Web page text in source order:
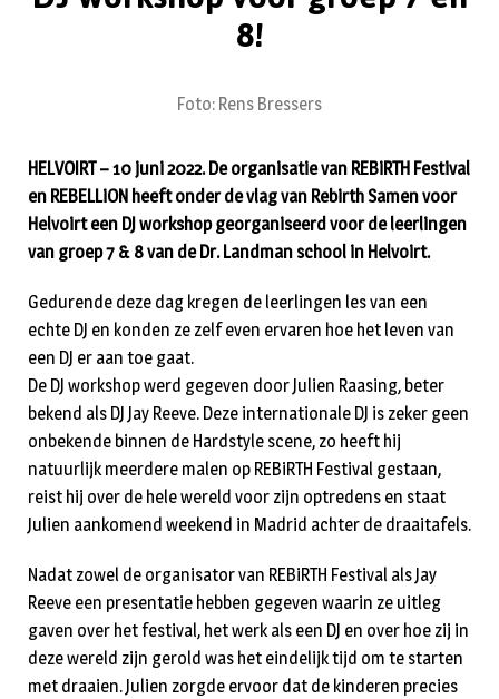
8!
Foto: Rens Bressers
HELVOIRT – 10 juni 2022. De organisatie van REBiRTH Festival
en REBELLiON heeft onder de vlag van Rebirth Samen voor
Helvoirt een DJ workshop georganiseerd voor de leerlingen
van groep 7 & 8 van de Dr.Landman school in Helvoirt.
Gedurende deze dag kregen de leerlingen les van een
echte DJ en konden ze zelf even ervaren hoe het leven van
een DJ er aan toe gaat.
De DJ workshop werd gegeven door Julien Raasing, beter
bekend als DJ Jay Reeve. Deze internationale DJ is zeker geen
onbekende binnen de Hardstyle scene, zo heeft hij
natuurlijk meerdere malen op REBiRTH Festival gestaan,
reist hij over de hele wereld voor zijn optredens en staat
Julien aankomend weekend in Madrid achter de draaitafels.
Nadat zowel de organisator van REBiRTH Festival als Jay
Reeve een presentatie hebben gegeven waarin ze uitleg
gaven over het festival, het werk als een DJ en over hoe zij in
deze wereld zijn gerold was het eindelijk tijd om te starten
met draaien. Julien zorgde ervoor dat de kinderen precies